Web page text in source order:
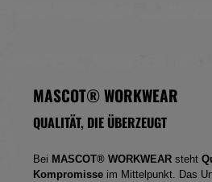
MASCOT® WORKWEAR
QUALITÄT, DIE ÜBERZEUGT
Bei MASCOT® WORKWEAR steht
Kompromisse im Mittelpunkt. Das